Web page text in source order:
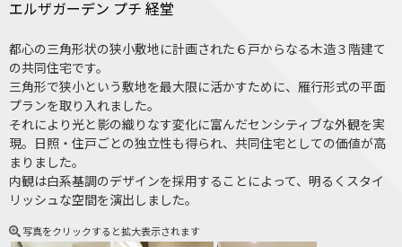
エルザガーデン プチ 経堂
都心の三角形状の狭小敷地に計画された６戸からなる木造３階建て
の共同住宅です。
三角形で狭小という敷地を最大限に活かすために、雁行形式の平面
プランを取り入れました。
それにより光と影の織りなす変化に富んだセンシティブな外観を実
現。日照・住戸ごとの独立性も得られ、共同住宅としての価値が高
まりました。
内観は白系基調のデザインを採用することによって、明るくスタイ
リッシュな空間を演出しました。
写真をクリックすると拡大表示されます